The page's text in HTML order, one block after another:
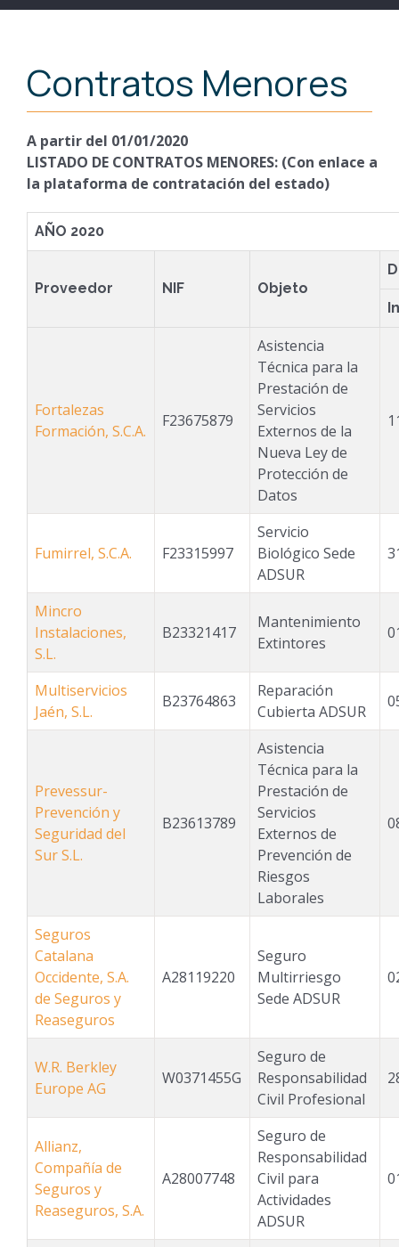
Contratos Menores
A partir del 01/01/2020
LISTADO DE CONTRATOS MENORES: (Con enlace a
la plataforma de contratación del estado)
AÑO 2020
Proveedor NIF Objeto
Fortalezas
Formación, S.C.A.
F23675879
Asistencia
Técnica para la
Prestación de
Servicios
Externos de la
Nueva Ley de
Protección de
Datos
Fumirrel, S.C.A. F23315997
Servicio
Biológico Sede
ADSUR
Mincro
Instalaciones,
S.L.
B23321417
Mantenimiento
Extintores
Multiservicios
Jaén, S.L.
B23764863
Reparación
Cubierta ADSUR
Prevessur-
Prevención y
Seguridad del
Sur S.L.
B23613789
Asistencia
Técnica para la
Prestación de
Servicios
Externos de
Prevención de
Riesgos
Laborales
Seguros
Catalana
Occidente, S.A.
de Seguros y
Reaseguros
A28119220
Seguro
Multirriesgo
Sede ADSUR
W.R. Berkley
Europe AG
W0371455G
Seguro de
Responsabilidad
Civil Profesional
Allianz,
Compañía de
Seguros y
Reaseguros, S.A.
A28007748
Seguro de
Responsabilidad
Civil para
Actividades
ADSUR